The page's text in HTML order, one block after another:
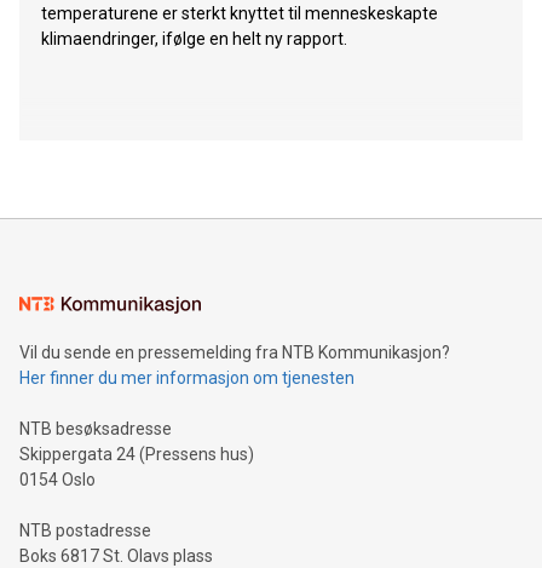
temperaturene er sterkt knyttet til menneskeskapte
klimaendringer, ifølge en helt ny rapport.
Vil du sende en pressemelding fra NTB Kommunikasjon?
Her finner du mer informasjon om tjenesten
NTB besøksadresse
Skippergata 24 (Pressens hus)
0154 Oslo
NTB postadresse
Boks 6817 St. Olavs plass